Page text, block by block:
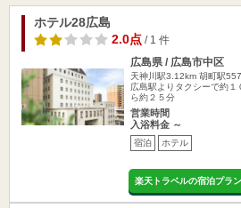
ホテル28広島
2.0点/ 1 件
広島県 / 広島市中区
天神川駅3.12km 胡町駅
広島駅よりタクシーで約
ら約２５分
営業時間
入浴料金 ～
宿泊 ホテル
楽天トラベルの宿泊プラ